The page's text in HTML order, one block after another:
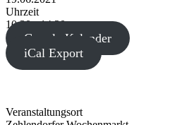
Uhrzeit
10:30 - 14:30
Google Kalender
iCal Export
Veranstaltungsort